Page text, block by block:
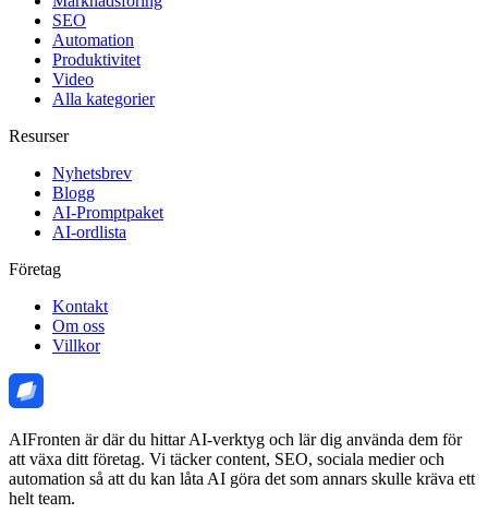
SEO
Automation
Produktivitet
Video
Alla kategorier
Resurser
Nyhetsbrev
Blogg
AI-Promptpaket
AI-ordlista
Företag
Kontakt
Om oss
Villkor
AIFronten är där du hittar AI-verktyg och lär dig använda dem för
att växa ditt företag. Vi täcker content, SEO, sociala medier och
automation så att du kan låta AI göra det som annars skulle kräva ett
helt team.